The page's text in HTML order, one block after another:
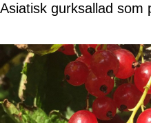
Asiatisk gurksallad som